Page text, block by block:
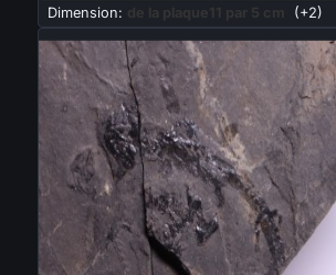
Dimension: de la plaque11 par 5 cm (+2)
Nouveau